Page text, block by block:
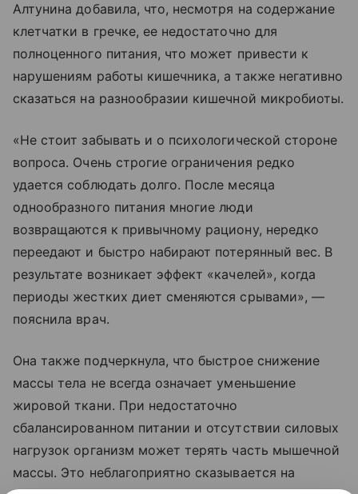
Алтунина добавила, что, несмотря на содержание
клетчатки в гречке, ее недостаточно для
полноценного питания, что может привести к
нарушениям работы кишечника, а также негативно
сказаться на разнообразии кишечной микробиоты.
«Не стоит забывать и о психологической стороне
вопроса. Очень строгие ограничения редко
удается соблюдать долго. После месяца
однообразного питания многие люди
возвращаются к привычному рациону, нередко
переедают и быстро набирают потерянный вес. В
результате возникает эффект «качелей», когда
периоды жестких диет сменяются срывами», —
пояснила врач.
Она также подчеркнула, что быстрое снижение
массы тела не всегда означает уменьшение
жировой ткани. При недостаточно
сбалансированном питании и отсутствии силовых
нагрузок организм может терять часть мышечной
массы. Это неблагоприятно сказывается на